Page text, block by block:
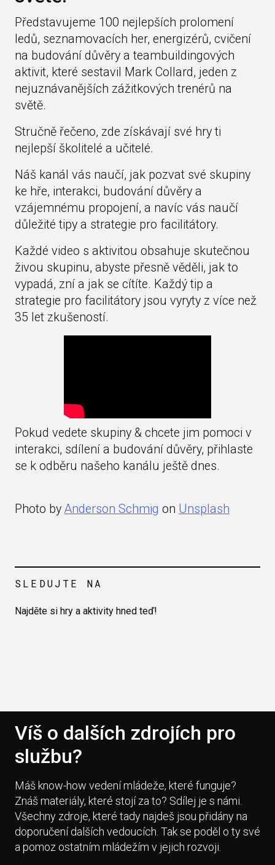
Představujeme 100 nejlepších prolomení
ledů, seznamovacích her, energizérů, cvičení
na budování důvěry a teambuildingových
aktivit, které sestavil Mark Collard, jeden z
nejuznávanějších zážitkových trenérů na
světě.
Stručně řečeno, zde získávají své hry ti
nejlepší školitelé a učitelé.
Náš kanál vás naučí, jak pozvat své skupiny
ke hře, interakci, budování důvěry a
vzájemnému propojení, a navíc vás naučí
důležité tipy a strategie pro facilitátory.
Každé video s aktivitou obsahuje skutečnou
živou skupinu, abyste přesně věděli, jak to
vypadá, zní a jak se cítíte. Každý tip a
strategie pro facilitátory jsou vyryty z více než
35 let zkušeností.
Pokud vedete skupiny & chcete jim pomoci v
interakci, sdílení a budování důvěry, přihlaste
se k odběru našeho kanálu ještě dnes.
Photo by Anderson Schmig on Unsplash
SLEDUJTE NA
Najděte si hry a aktivity hned teď!
Víš o dalších zdrojích pro
službu?
Máš know-how vedení mládeže, které funguje?
Znáš materiály, které stojí za to? Sdílej je s námi.
Všechny zdroje, které tady najdeš jsou přidány na
doporučení dalších vedoucích. Tak se poděl o ty své
a pomoz ostatním mládežím v jejich rozvoji.